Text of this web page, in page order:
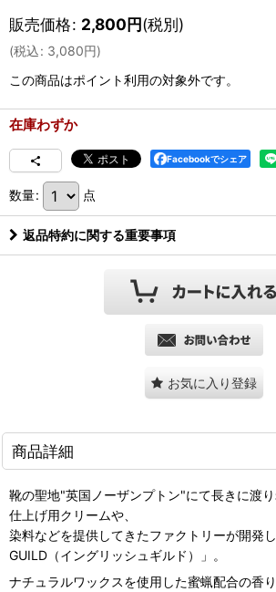
販売価格: 2,800円(税別)
(税込: 3,080円)
この商品はポイント利用の対象外です。
在庫わずか
Facebookでシェア
数量: 点
返品特約に関する重要事項
お気に入り登録
商品詳細
靴の聖地"英国ノーザンプトン"にて長きに渡
仕上げ用クリームや、
染料などを提供してきたファクトリーが開発
GUILD（イングリッシュギルド）」。
ナチュラルワックスを使用した蜜蝋配合の香